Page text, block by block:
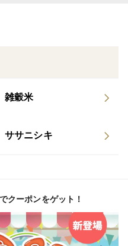
取りはリンゴガイに任
人チャレンジ部門で「に
雑穀米
ササニシキ
クーポンをゲット！